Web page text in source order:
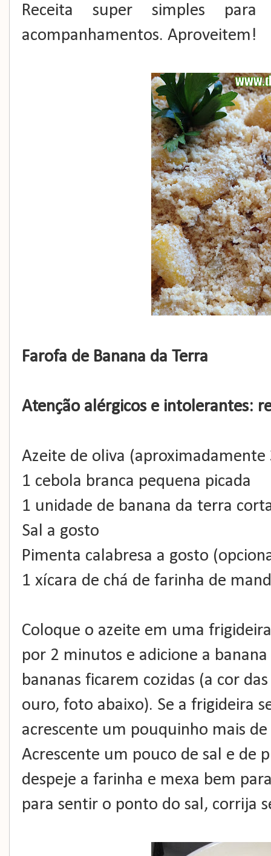
Receita super simples
acompanhamentos. Aproveitem!
Farofa de Banana da Terra
Atenção alérgicos e intolerantes:
Azeite de oliva (aproximadamente
1 cebola branca pequena picada
1 unidade de banana da terra
Sal a gosto
Pimenta calabresa a gosto
1 xícara de chá de farinha de
Coloque o azeite em uma
por 2 minutos e adicione a
bananas ficarem cozidas (a cor
ouro, foto abaixo). Se a frigideira
acrescente um pouquinho mais
Acrescente um pouco de sal e de
despeje a farinha e mexa bem
para sentir o ponto do sal, corrija